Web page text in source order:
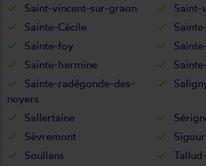
Saint-vincent-sur-graon
Saint-
Sainte-Cécile
Sainte-foy
Sainte-hermine
Sainte-radégonde-des-
noyers
Sallertaine
Sèvremont
Soullans